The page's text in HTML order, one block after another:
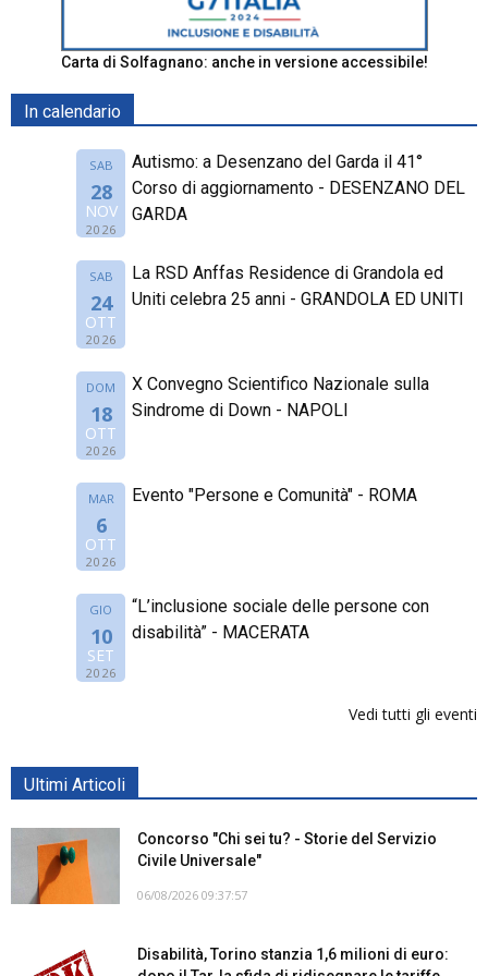
Carta di Solfagnano: anche in versione accessibile!
In calendario
SAB
28
NOV
2026
Autismo: a Desenzano del Garda il 41°
Corso di aggiornamento - DESENZANO DEL
GARDA
SAB
24
OTT
2026
La RSD Anffas Residence di Grandola ed
Uniti celebra 25 anni - GRANDOLA ED UNITI
DOM
18
OTT
2026
X Convegno Scientifico Nazionale sulla
Sindrome di Down - NAPOLI
MAR
6
OTT
2026
Evento "Persone e Comunità" - ROMA
GIO
10
SET
2026
“L’inclusione sociale delle persone con
disabilità” - MACERATA
Vedi tutti gli eventi
Ultimi Articoli
Concorso "Chi sei tu? - Storie del Servizio
Civile Universale"
06/08/2026 09:37:57
Disabilità, Torino stanzia 1,6 milioni di euro: